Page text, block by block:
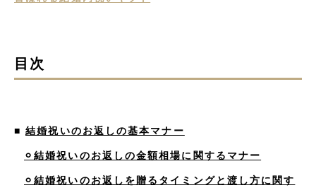
目次
■結婚祝いのお返しの基本マナー
⚪︎結婚祝いのお返しの金額相場に関するマナー
⚪︎結婚祝いのお返しを贈るタイミングと渡し方に関す